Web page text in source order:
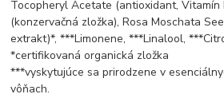
Tocopheryl Acetate (antioxidant, Vitamín
(konzervačná zložka), Rosa Moschata
extrakt)*, ***Limonene, ***Linalool,
*certifikovaná organická zložka
***vyskytujúce sa prirodzene v
vôňach.